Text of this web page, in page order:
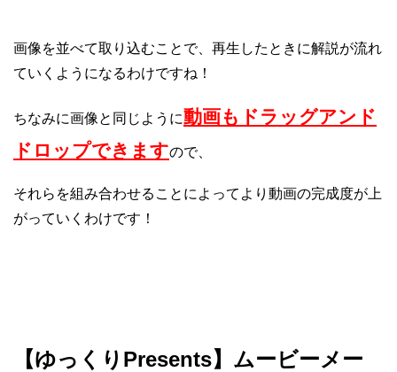
画像を並べて取り込むことで、再生したときに解説が流れ
ていくようになるわけですね！
ちなみに画像と同じように動画もドラッグアンド
ドロップできますので、
それらを組み合わせることによってより動画の完成度が上
がっていくわけです！
【ゆっくりPresents】ムービーメー